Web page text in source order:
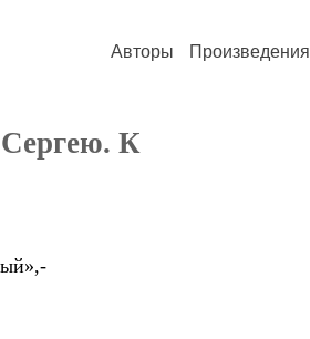
Авторы Произведения
К